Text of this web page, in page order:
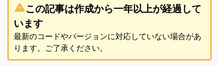
warningこの記事は作成から一年以上が経過して
います
最新のコードやバージョンに対応していない場合があ
ります。ご了承ください。